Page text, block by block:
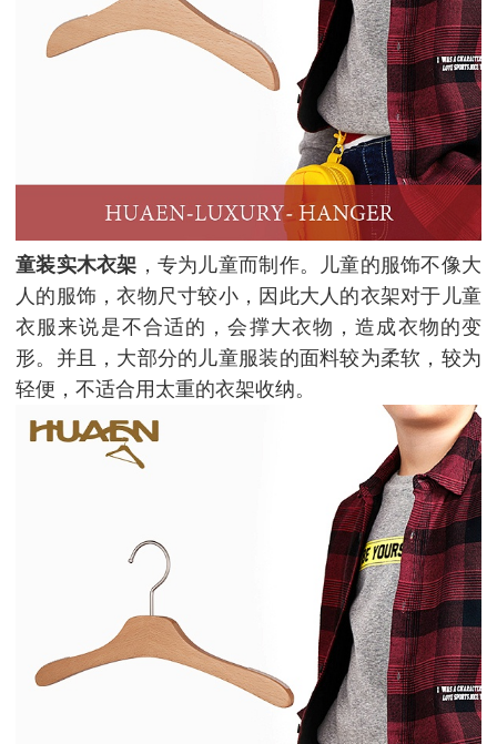
童装实木衣架 ，专为儿童而制作。儿童的服饰不像大
人的服饰，衣物尺寸较小，因此大人的衣架对于儿童
衣服来说是不合适的，会撑大衣物，造成衣物的变
形。并且，大部分的儿童服装的面料较为柔软，较为
轻便，不适合用太重的衣架收纳。